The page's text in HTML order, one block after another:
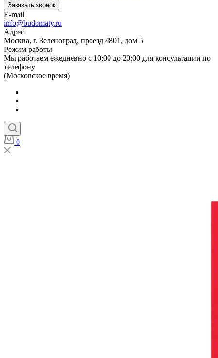
Заказать звонок
E-mail
info@budomaty.ru
Адрес
Москва, г. Зеленоград, проезд 4801, дом 5
Режим работы
Мы работаем ежедневно с 10:00 до 20:00 для консультации по
телефону
(Московское время)
0